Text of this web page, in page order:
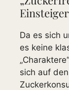
Da es sich
es keine
sich auf